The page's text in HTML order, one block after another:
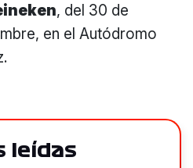
, del 30 de
en el Autódromo
leídas